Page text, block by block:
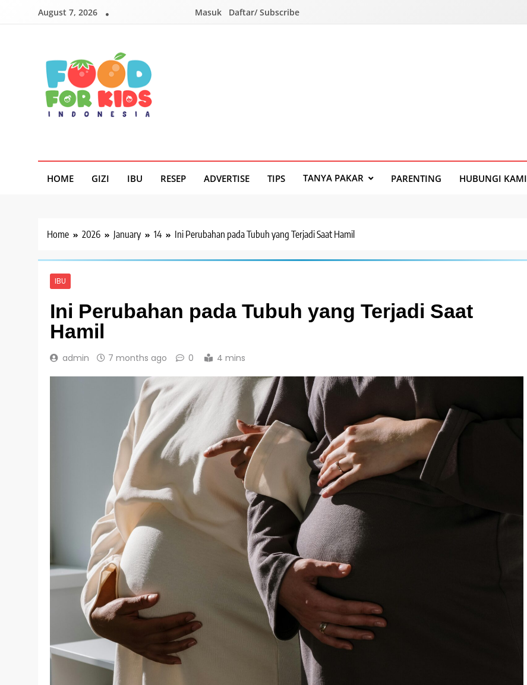
August 7, 2026 Masuk Daftar/ Subscribe
HOME GIZI IBU RESEP ADVERTISE TIPS TANYA PAKAR PARENTING HUBUNGI KAMI
Home 2026 January 14 Ini Perubahan pada Tubuh yang Terjadi Saat Hamil
IBU
Ini Perubahan pada Tubuh yang Terjadi Saat
Hamil
admin 7 months ago 0 4 mins